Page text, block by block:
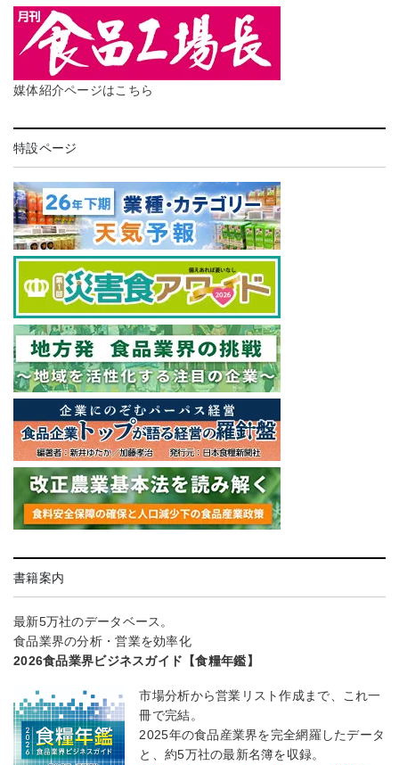
媒体紹介ページはこちら
特設ページ
書籍案内
最新5万社のデータベース。
食品業界の分析・営業を効率化
2026食品業界ビジネスガイド【食糧年鑑】
市場分析から営業リスト作成まで、これ一
冊で完結。
2025年の食品産業界を完全網羅したデータ
と、約5万社の最新名簿を収録。